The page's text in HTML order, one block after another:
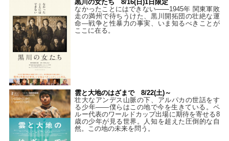
黒川の女たち 8/16(日)1日限定
なかったことにはできない——1945年 関東軍敗
走の満州で待ちうけた、黒川開拓団の壮絶な運
命―戦争と性暴力の事実、いま知るべきことが
ここに在る。
雲と大地のはざまで 8/22(土)～
壮大なアンデス山脈の下、アルパカの世話をす
る少年――僕らはこの地で今を生きている。ペ
ルー代表のワールドカップ出場に期待を寄せる8
歳の少年が見る世界。人知を超えた圧倒的な自
然。この地の未来を問う。